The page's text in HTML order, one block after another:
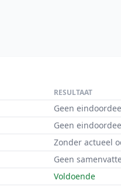
RESULTAAT
Geen
Geen
Zonder actueel
Geen
Voldoende